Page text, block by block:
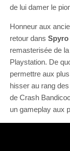
de lui damer le
Honneur aux
retour dans Spyro
remasterisée de
Playstation. De
permettre aux
hisser au rang
de Crash
un gameplay aux